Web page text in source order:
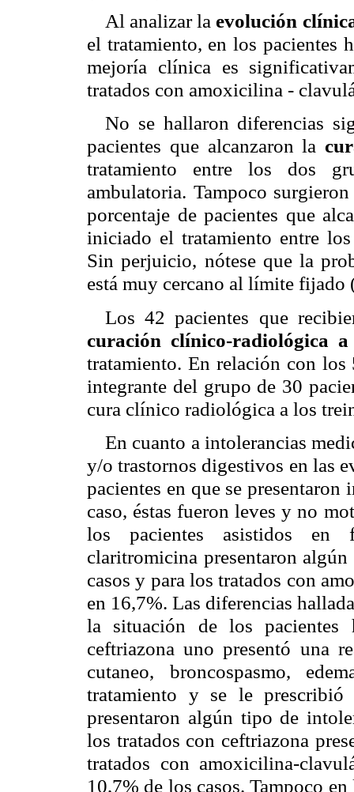
Al analizar laevolución
el tratamiento, en los pacientes
mejoría clínica es
tratados con amoxicilina -
No se hallaron diferencias
pacientes que alcanzaron la
tratamiento entre los dos
ambulatoria. Tampoco
porcentaje de pacientes que
iniciado el tratamiento entre
Sin perjuicio, nótese que la
está muy cercano al límite fijado
Los 42 pacientes que
curación clínico-radiológica
tratamiento. En relación con los
integrante del grupo de 30
cura clínico radiológica a los
En cuanto a intolerancias
y/o trastornos digestivos en las
pacientes en que se
caso, éstas fueron leves y no
los pacientes asistidos en
claritromicina presentaron
casos y para los tratados con
en 16,7%. Las diferencias
la situación de los pacientes
ceftriazona uno presentó una
cutaneo, broncospasmo,
tratamiento y se le
presentaron algún tipo de
los tratados con ceftriazona
tratados con amoxicilina-
10,7% de los casos. Tampoco